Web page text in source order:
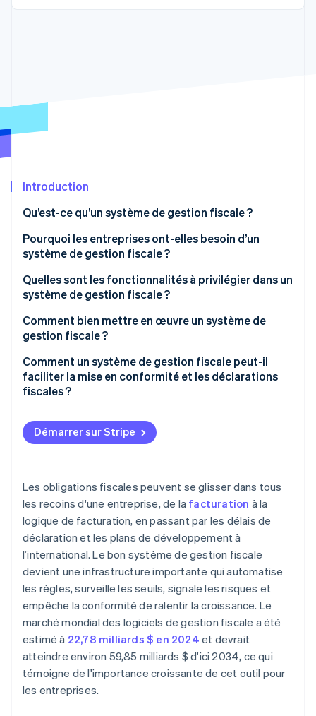
Découvrez les prochaines évolutions
Climate
Identity
Découvrez comment Stripe construit l’infrastructure
Regarder la vidéo
Commerce en ligne
Introduction
Qu’est-ce qu’un système de gestion fiscale ?
Pourquoi les entreprises ont-elles besoin d’un
système de gestion fiscale ?
Le coût des erreurs
Évolution des taxes
Épuisement des ressources
Le besoin de visibilité sur les données
Nouvelles obligations liées à la croissance
Quelles sont les fonctionnalités à privilégier dans un
système de gestion fiscale ?
Une couverture qui correspond aux territoires sur
lesquels et à la manière dont vous exercez votre
Calcul des taxes en temps réel et avec exactitude
Prise en charge intégrée des rapports et des
déclarations
Support et évolutivité
Comment bien mettre en œuvre un système de
gestion fiscale ?
Intégration du système
Déploiements progressifs
Logique fiscale précise
Comment un système de gestion fiscale peut-il
faciliter la mise en conformité et les déclarations
fiscales ?
Il met automatiquement à jour vos règles fiscales
Il suit votre empreinte sur tous les territoires
Il fournit une piste d’audit claire
Il accompagne l’évolution de votre entreprise
Démarrer sur Stripe
Les obligations fiscales peuvent se glisser dans tous
les recoins d'une entreprise, de la facturation à la
logique de facturation, en passant par les délais de
déclaration et les plans de développement à
l’international. Le bon système de gestion fiscale
devient une infrastructure importante qui automatise
les règles, surveille les seuils, signale les risques et
empêche la conformité de ralentir la croissance. Le
marché mondial des logiciels de gestion fiscale a été
estimé à 22,78 milliards $ en 2024 et devrait
atteindre environ 59,85 milliards $ d'ici 2034, ce qui
témoigne de l'importance croissante de cet outil pour
les entreprises.